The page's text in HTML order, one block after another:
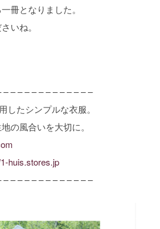
冊となりました。
いね。
– – – – – – – – – – – –
したシンプルな衣服。
の風合いを大切に。
huis.stores.jp
– – – – – – – – – – – –